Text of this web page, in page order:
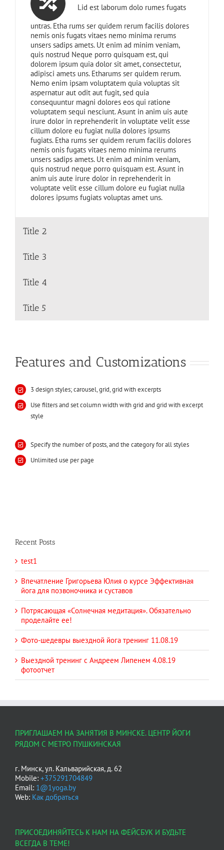
Lid est laborum dolo rumes fugats
untras. Etha rums ser quidem rerum facilis dolores
nemis onis fugats vitaes nemo minima rerums
unsers sadips amets. Ut enim ad minim veniam,
quis nostrud Neque porro quisquam est, qui
dolorem ipsum quia dolor sit amet, consectetur,
adipisci amets uns. Etharums ser quidem rerum.
Nemo enim ipsam voluptatem quia voluptas sit
aspernatur aut odit aut fugit, sed quia
consequuntur magni dolores eos qui ratione
voluptatem sequi nesciunt. Asunt in anim uis aute
irure dolor in reprehenderit in voluptate velit esse
cillum dolore eu fugiat nulla dolores ipsums
fugiats. Etha rums ser quidem rerum facilis dolores
nemis onis fugats vitaes nemo minima rerums
unsers sadips amets. Ut enim ad minim veniam,
quis nostrud neque porro quisquam est. Asunt in
anim uis aute irure dolor in reprehenderit in
voluptate velit esse cillum dolore eu fugiat nulla
dolores ipsums fugiats voluptas amet uns.
Title 2
Title 3
Title 4
Title 5
Features and Customizations
3 design styles; carousel, grid, grid with excerpts
Use filters and set column width with grid and grid with excerpt
style
Specify the number of posts, and the category for all styles
Unlimited use per page
Recent Posts
test1
Впечатление Григорьева Юлия о курсе Эффективная
йога для позвоночника и суставов
Потрясающая «Солнечная медитация». Обязательно
проделайте ее!
Фото-шедевры выездной йога тренинг 11.08.19
Выездной тренинг с Андреем Липенем 4.08.19
фотоотчет
ПРИГЛАШАЕМ НА ЗАНЯТИЯ В МИНСКЕ. ЦЕНТР ЙОГИ
РЯДОМ С МЕТРО ПУШКИНСКАЯ
г. Минск, ул. Кальварийская, д. 62
Mobile: +375291704849
Email: 1@1yoga.by
Web: Как добраться
ПРИСОЕДИНЯЙТЕСЬ К НАМ НА ФЕЙСБУК И БУДЬТЕ
ВСЕГДА В ТЕМЕ!